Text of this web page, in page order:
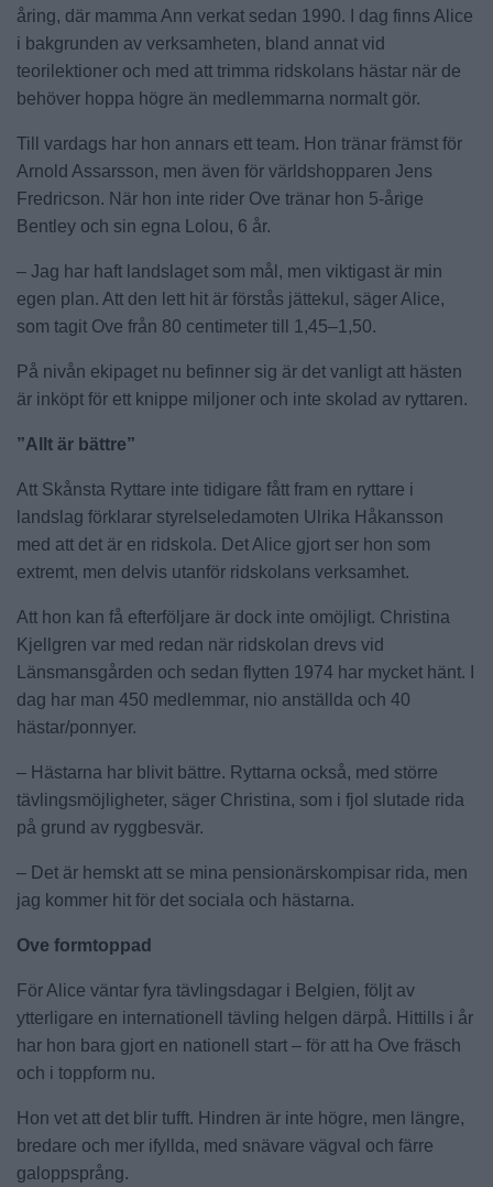
åring, där mamma Ann verkat sedan 1990. I dag finns Alice
i bakgrunden av verksamheten, bland annat vid
teorilektioner och med att trimma ridskolans hästar när de
behöver hoppa högre än medlemmarna normalt gör.
Till vardags har hon annars ett team. Hon tränar främst för
Arnold Assarsson, men även för världshopparen Jens
Fredricson. När hon inte rider Ove tränar hon 5-årige
Bentley och sin egna Lolou, 6 år.
– Jag har haft landslaget som mål, men viktigast är min
egen plan. Att den lett hit är förstås jättekul, säger Alice,
som tagit Ove från 80 centimeter till 1,45–1,50.
På nivån ekipaget nu befinner sig är det vanligt att hästen
är inköpt för ett knippe miljoner och inte skolad av ryttaren.
”Allt är bättre”
Att Skånsta Ryttare inte tidigare fått fram en ryttare i
landslag förklarar styrelseledamoten Ulrika Håkansson
med att det är en ridskola. Det Alice gjort ser hon som
extremt, men delvis utanför ridskolans verksamhet.
Att hon kan få efterföljare är dock inte omöjligt. Christina
Kjellgren var med redan när ridskolan drevs vid
Länsmansgården och sedan flytten 1974 har mycket hänt. I
dag har man 450 medlemmar, nio anställda och 40
hästar/ponnyer.
– Hästarna har blivit bättre. Ryttarna också, med större
tävlingsmöjligheter, säger Christina, som i fjol slutade rida
på grund av ryggbesvär.
– Det är hemskt att se mina pensionärskompisar rida, men
jag kommer hit för det sociala och hästarna.
Ove formtoppad
För Alice väntar fyra tävlingsdagar i Belgien, följt av
ytterligare en internationell tävling helgen därpå. Hittills i år
har hon bara gjort en nationell start – för att ha Ove fräsch
och i toppform nu.
Hon vet att det blir tufft. Hindren är inte högre, men längre,
bredare och mer ifyllda, med snävare vägval och färre
galoppsprång.